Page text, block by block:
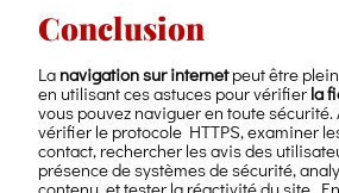
Conclusion
La navigation sur internetpeut être
en utilisant ces astuces pour vérifier la
vous pouvez naviguer en toute sécurité.
vérifier le protocole HTTPS, examiner
contact, rechercher les avis des
présence de systèmes de sécurité,